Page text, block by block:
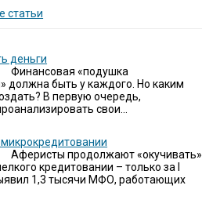
статьи
деньги
Финансовая «подушка
должна быть у каждого. Но каким
В первую очередь,
свои...
Аферисты продолжают «окучивать»
кредитовании – только за I
1,3 тысячи МФО, работающих